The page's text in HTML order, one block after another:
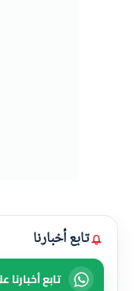
تابع أخبارنا
تابع